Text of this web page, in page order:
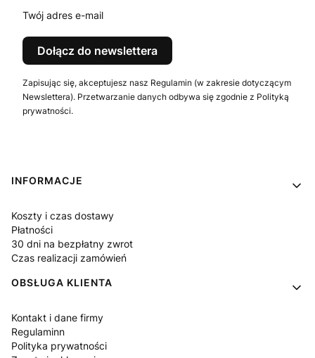
Twój adres e-mail
Dołącz do newslettera
Zapisując się, akceptujesz nasz Regulamin (w zakresie dotyczącym
Newslettera). Przetwarzanie danych odbywa się zgodnie z Polityką
prywatności.
Linki w stopce
INFORMACJE
Koszty i czas dostawy
Płatności
30 dni na bezpłatny zwrot
Czas realizacji zamówień
OBSŁUGA KLIENTA
Kontakt i dane firmy
Regulaminn
Polityka prywatności